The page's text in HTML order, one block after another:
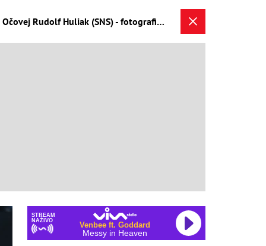
Ak nezačneme regulovať medvede, budeme lovení! Je ich viac ako 5000, tvrdí odborník a starosta Očovej Rudolf Huliak (SNS) - fotografia 2/2
STREAM
NAŽIVO
Venbee ft. Goddard
Messy in Heaven